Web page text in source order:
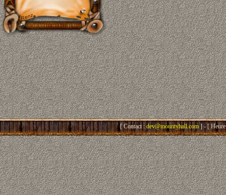
[ Contact : dev@mountyhall.com] - [ Heure